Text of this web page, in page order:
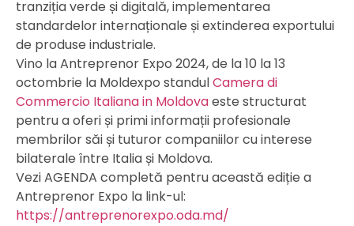
tranziția verde și digitală, implementarea
standardelor internaționale și extinderea exportului
de produse industriale.
Vino la Antreprenor Expo 2024, de la 10 la 13
octombrie la Moldexpo standulCamera di
Commercio Italiana in Moldovaeste structurat
pentru a oferi și primi informații profesionale
membrilor săi și tuturor companiilor cu interese
bilaterale între Italia și Moldova.
Vezi AGENDA completă pentru această ediție a
Antreprenor Expo la link-ul:
https://antreprenorexpo.oda.md/